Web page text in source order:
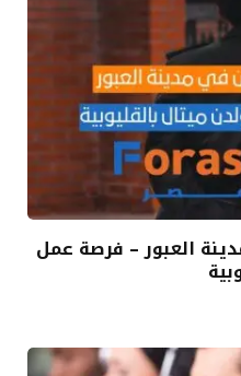
العبور – فرصة عمل